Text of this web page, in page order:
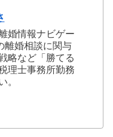
婚情報ナビゲー
離婚相談に関与
略など「勝てる
理士事務所勤務
。